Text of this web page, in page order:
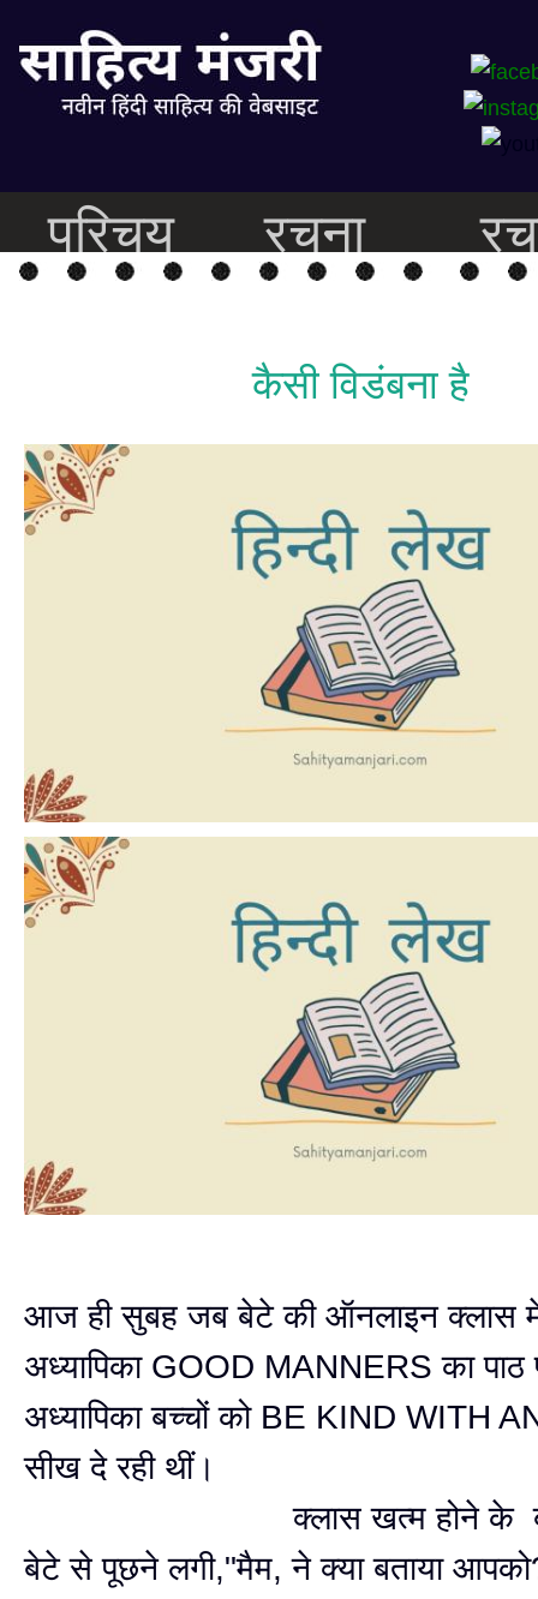
परिचय रचना
कैसी विडंबना है
आज ही सुबह जब बेटे की ऑनलाइन क्लास
अध्यापिका GOOD MANNERS का पाठ
अध्यापिका बच्चों को BE KIND WITH
सीख दे रही थीं।
क्लास खत्म होने के
बेटे से पूछने लगी,"मैम, ने क्या बताया